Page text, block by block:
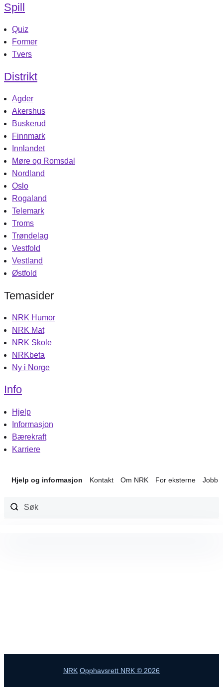
Spill
Quiz
Former
Tvers
Distrikt
Agder
Akershus
Buskerud
Finnmark
Innlandet
Møre og Romsdal
Nordland
Oslo
Rogaland
Telemark
Troms
Trøndelag
Vestfold
Vestland
Østfold
Temasider
NRK Humor
NRK Mat
NRK Skole
NRKbeta
Ny i Norge
Info
Hjelp
Informasjon
Bærekraft
Karriere
Hjelp og informasjon Kontakt Om NRK For eksterne Jobb
NRK Opphavsrett NRK © 2026